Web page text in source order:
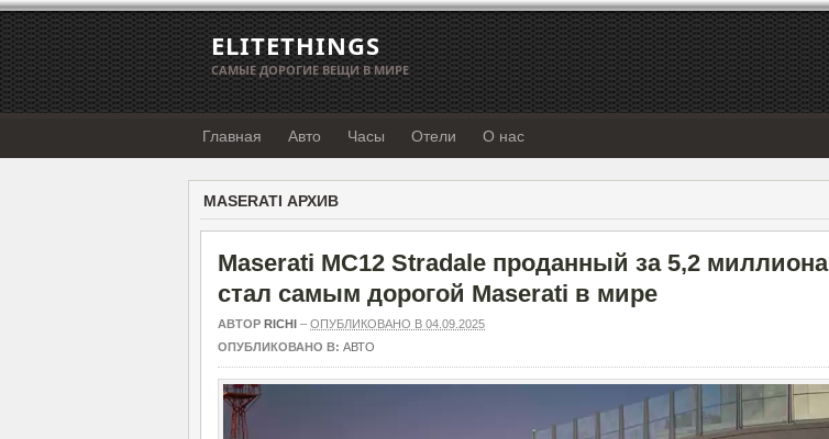
ELITETHINGS
САМЫЕ ДОРОГИЕ ВЕЩИ В МИРЕ
Главная Авто Часы Отели О нас
MASERATI АРХИВ
Maserati MC12 Stradale проданный за 5,2 миллиона
стал самым дорогой Maserati в мире
АВТОР RICHI – ОПУБЛИКОВАНО В 04.09.2025
ОПУБЛИКОВАНО В: АВТО